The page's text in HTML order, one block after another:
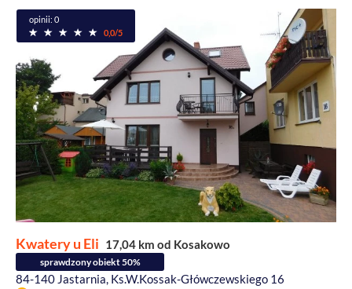
opinii: 0
0,0/5
Kwatery u Eli 17,04 km od Kosakowo
sprawdzony obiekt 50%
84-140 Jastarnia, Ks.W.Kossak-Główczewskiego 16